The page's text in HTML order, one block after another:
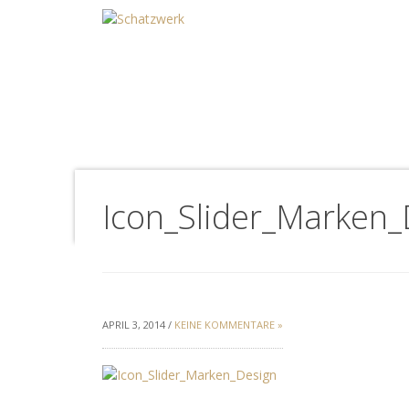
APRIL 3, 2014 / KEINE KOMMENTARE »